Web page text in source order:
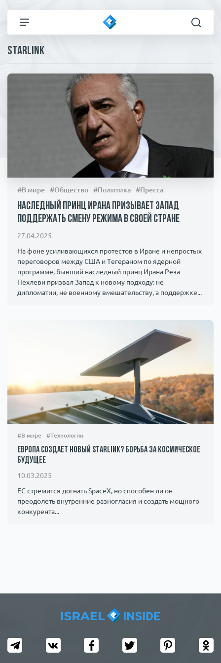
Все новости
Политика
В мире
Коронавирус
Происшествия
Армия
Здоровье и красота
Пресса
ЧП И КРИМИНАЛ
Starlink
#В мире #Общество #Политика #Пресса
Наследный принц Ирана призывает Запад
поддержать смену режима в своей стране
27.04.2025
На фоне усиливающихся протестов в Иране и непростых
переговоров между США и Тегераном по ядерной
программе, бывший наследный принц Ирана Реза
Пехлеви призвал Запад к новому подходу: не
дипломатии, не военному вмешательству, а поддержке...
#В мире #Технологии
Европа создает новый Starlink? Борьба за космическое
будущее
10.03.2025
ЕС стремится догнать SpaceX, но способен ли он
преодолеть внутренние разногласия и создать мощного
конкурента...